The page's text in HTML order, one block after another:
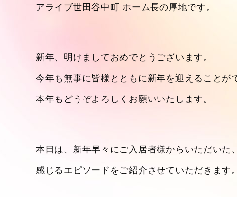
アライブ世田谷中町 ホーム長の厚地です。
新年、明けましておめでとうございます。
今年も無事に皆様とともに新年を迎えることが
本年もどうぞよろしくお願いいたします。
本日は、新年早々にご入居者様からいただいた
感じるエピソードをご紹介させていただきます。